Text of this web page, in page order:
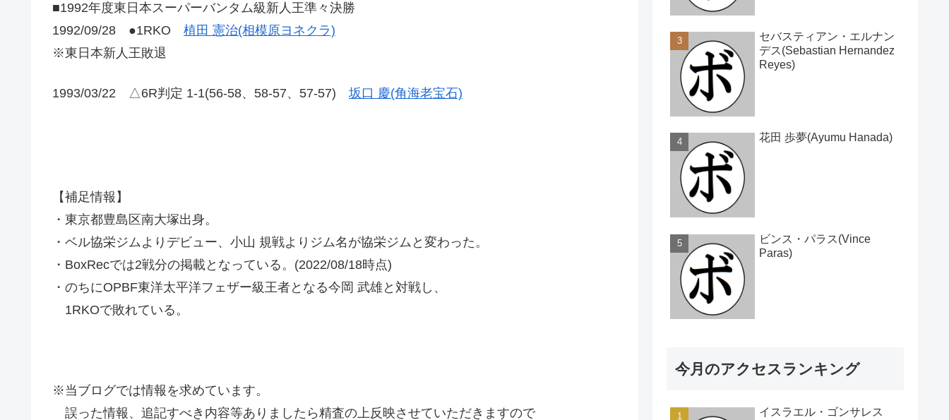
■1992年度東日本スーパーバンタム級新人王準々決勝
1992/09/28 ●1RKO 植田 憲治(相模原ヨネクラ)
※東日本新人王敗退
1993/03/22 △6R判定 1-1(56-58、58-57、57-57) 坂口 慶(角海老宝石)
【補足情報】
・東京都豊島区南大塚出身。
・ベル協栄ジムよりデビュー、小山 規戦よりジム名が協栄ジムと変わった。
・BoxRecでは2戦分の掲載となっている。(2022/08/18時点)
・のちにOPBF東洋太平洋フェザー級王者となる今岡 武雄と対戦し、
1RKOで敗れている。
※当ブログでは情報を求めています。
誤った情報、追記すべき内容等ありましたら精査の上反映させていただきますので
セバスティアン・エルナン
デス(Sebastian Hernandez
Reyes)
花田 歩夢(Ayumu Hanada)
ビンス・パラス(Vince
Paras)
今月のアクセスランキング
イスラエル・ゴンサレス